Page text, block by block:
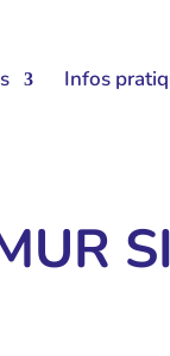
Infos
SI